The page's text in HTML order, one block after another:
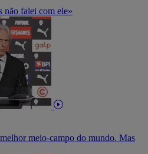
não falei com ele»
meio-campo do mundo. Mas